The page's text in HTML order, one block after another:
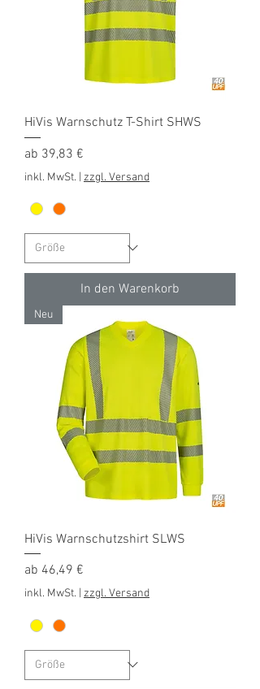
HiVis Warnschutz T-Shirt SHWS
ab 39,83 €
Sale-Preis
inkl. MwSt. zzgl. Versand
In den Warenkorb
Neu
HiVis Warnschutzshirt SLWS
ab 46,49 €
Sale-Preis
inkl. MwSt. | zzgl. Versand